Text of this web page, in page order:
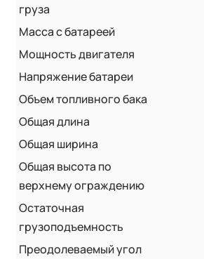
груза
Масса с батареей
Мощность двигателя
Напряжение батареи
Объем топливного бака
Общая длина
Общая ширина
Общая высота по
верхнему ограждению
Остаточная
грузоподъемность
Преодолеваемый угол